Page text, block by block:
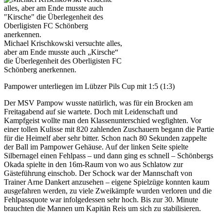
Michael Krischkowski versuchte alles,
aber am Ende musste auch „Kirsche“
die Überlegenheit des Oberligisten FC
Schönberg anerkennen.
Pampower unterliegen im Lübzer Pils Cup mit 1:5 (1:3)
Der MSV Pampow wusste natürlich, was für ein Brocken am
Freitagabend auf sie wartete. Doch mit Leidenschaft und
Kampfgeist wollte man den Klassenunterschied wegfighten. Vor
einer tollen Kulisse mit 820 zahlenden Zuschauern begann die Partie
für die Heimelf aber sehr bitter. Schon nach 80 Sekunden zappelte
der Ball im Pampower Gehäuse. Auf der linken Seite spielte
Silbernagel einen Fehlpass – und dann ging es schnell – Schönbergs
Okada spielte in den 16m-Raum von wo aus Schlatow zur
Gästeführung einschob. Der Schock war der Mannschaft von
Trainer Arne Dankert anzusehen – eigene Spielzüge konnten kaum
ausgefahren werden, zu viele Zweikämpfe wurden verloren und die
Fehlpassquote war infolgedessen sehr hoch. Bis zur 30. Minute
brauchten die Mannen um Kapitän Reis um sich zu stabilisieren.